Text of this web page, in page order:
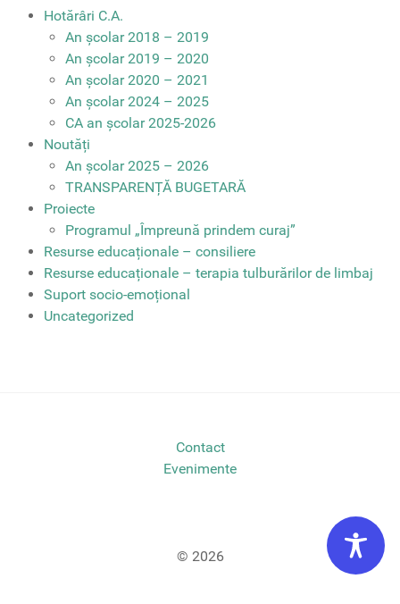
Hotărâri C.A.
An școlar 2018 – 2019
An școlar 2019 – 2020
An școlar 2020 – 2021
An școlar 2024 – 2025
CA an școlar 2025-2026
Noutăți
An școlar 2025 – 2026
TRANSPARENȚĂ BUGETARĂ
Proiecte
Programul „Împreună prindem curaj”
Resurse educaționale – consiliere
Resurse educaționale – terapia tulburărilor de limbaj
Suport socio-emoțional
Uncategorized
Contact
Evenimente
© 2026